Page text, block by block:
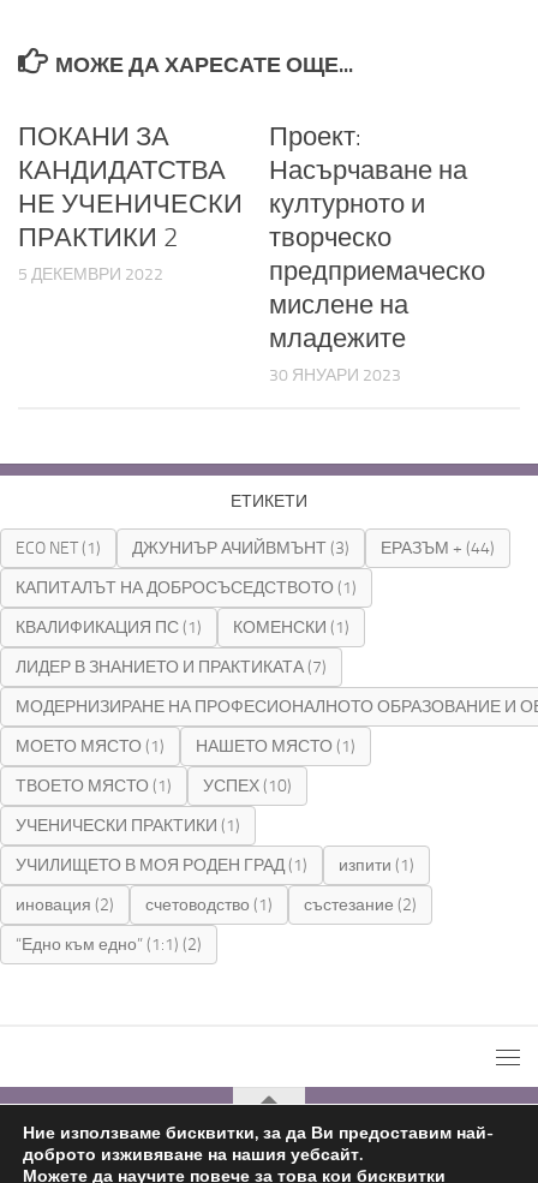
МОЖЕ ДА ХАРЕСАТЕ ОЩЕ...
ПОКАНИ ЗА
КАНДИДАТСТВА
НЕ УЧЕНИЧЕСКИ
ПРАКТИКИ 2
5 ДЕКЕМВРИ 2022
Проект:
Насърчаване на
културното и
творческо
предприемаческо
мислене на
младежите
30 ЯНУАРИ 2023
ЕТИКЕТИ
ECO NET(1) ДЖУНИЪР АЧИЙВМЪНТ(3) ЕРАЗЪМ + (44)
КАПИТАЛЪТ НА ДОБРОСЪСЕДСТВОТО (1)
КВАЛИФИКАЦИЯ ПС(1) КОМЕНСКИ (1)
ЛИДЕР В ЗНАНИЕТО И ПРАКТИКАТА(7)
МОДЕРНИЗИРАНЕ НА ПРОФЕСИОНАЛНОТО ОБРАЗОВАНИЕ И
МОЕТО МЯСТО (1) НАШЕТО МЯСТО (1)
ТВОЕТО МЯСТО (1) УСПЕХ(10)
УЧЕНИЧЕСКИ ПРАКТИКИ (1)
УЧИЛИЩЕТО В МОЯ РОДЕН ГРАД(1) изпити (1)
иновация (2) счетоводство (1) състезание (2)
“Едно към едно” (1:1) (2)
С подкрепата наНиколай Комнев2019 - 2026
Ние използваме бисквитки, за да Ви предоставим най-
доброто изживяване на нашия уебсайт.
Можете да научите повече за това кои бисквитки